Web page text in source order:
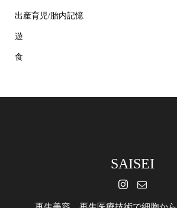
出産育児/胎内記憶
遊
食
SAISEI